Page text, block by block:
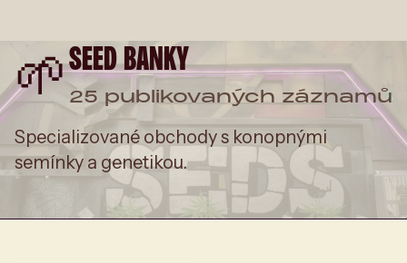
🌱SEED BANKY
25 publikovaných záznamů
Specializované obchody s konopnými
semínky a genetikou.